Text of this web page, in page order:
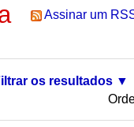
Assinar um
os resultados